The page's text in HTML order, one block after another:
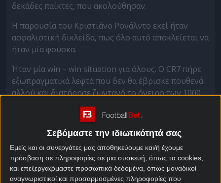
Σεβόμαστε την ιδιωτικότητά σας
Εμείς και οι συνεργάτες μας αποθηκεύουμε και/ή έχουμε
πρόσβαση σε πληροφορίες σε μια συσκευή, όπως τα cookies,
και επεξεργαζόμαστε προσωπικά δεδομένα, όπως μοναδικοί
αναγνωριστικοί και προσαρμοσμένες πληροφορίες που
δεκάδες παίκτες, που ακολούθησαν.
Η παρουσία του Κριστιάνο Ρονάλντο εκεί ήταν
ασφαλιστική δικλείδα, πως όλο αυτό αποκλείεται να
ήταν μία φούσκα.
Ήταν μία win – win situation για όλους. Ο CR7 πήρε
εξωπραγματικά λεφτά που δεν θα έβρισκε πουθενά
αλλού και διατήρησε ζωντανό το όνειρο των 1000
προσωπικών γκολ.
Από την άλλη, η Σαουδική Αραβία που χρησιμοποεί
τον αθλητισμό ως φορέα εξωτερικής πολιτικής
κατάφερε να θέσει σε εφαρμογή το μεγαλεπήβολο
αθλητικό της πρότζεκτ, που έχει επικεντρωθεί στην
διοργάνωση του Παγκοσμίου Κυπέλλου το 2034.